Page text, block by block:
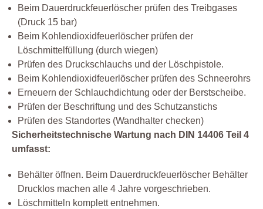
Beim Dauerdruckfeuerlöscher prüfen des Treibgases
(Druck 15 bar)
Beim Kohlendioxidfeuerlöscher prüfen der
Löschmittelfüllung (durch wiegen)
Prüfen des Druckschlauchs und der Löschpistole.
Beim Kohlendioxidfeuerlöscher prüfen des Schneerohrs
Erneuern der Schlauchdichtung oder der Berstscheibe.
Prüfen der Beschriftung und des Schutzanstichs
Prüfen des Standortes (Wandhalter checken)
Sicherheitstechnische Wartung nach DIN 14406 Teil 4
umfasst:
Behälter öffnen. Beim Dauerdruckfeuerlöscher Behälter
Drucklos machen alle 4 Jahre vorgeschrieben.
Löschmitteln komplett entnehmen.